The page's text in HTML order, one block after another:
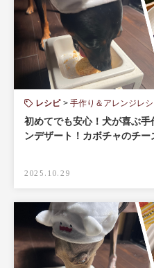
レシピ 手作り＆アレンジレ
初めてでも安心！犬が喜ぶ
ンデザート！カボチャのチー
2025.10.29